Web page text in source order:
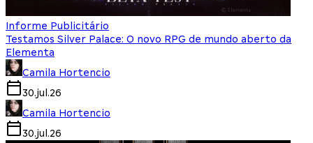
Informe Publicitário
Testamos Silver Palace: O novo RPG de mundo aberto da
Elementa
Camila Hortencio
30.jul.26
Camila Hortencio
30.jul.26